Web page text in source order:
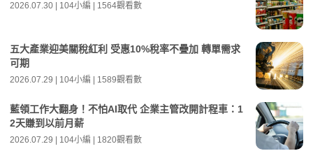
2026.07.30 | 104小編 | 1564觀看數
五大產業迎美關稅紅利 受惠10%稅率不疊加 轉單需求
可期
2026.07.29 | 104小編 | 1589觀看數
藍領工作大翻身！不怕AI取代 企業主管改開計程車：1
2天賺到以前月薪
2026.07.29 | 104小編 | 1820觀看數